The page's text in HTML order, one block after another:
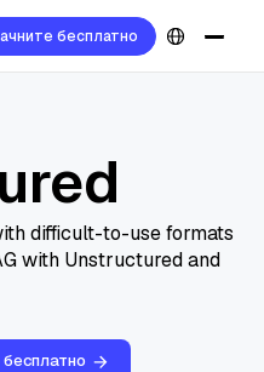
бесплатно
difficult-to-use formats
with Unstructured and